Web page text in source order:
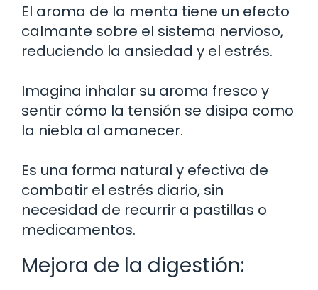
El aroma de la menta tiene un efecto
calmante sobre el sistema nervioso,
reduciendo la ansiedad y el estrés.
Imagina inhalar su aroma fresco y
sentir cómo la tensión se disipa como
la niebla al amanecer.
Es una forma natural y efectiva de
combatir el estrés diario, sin
necesidad de recurrir a pastillas o
medicamentos.
Mejora de la digestión: